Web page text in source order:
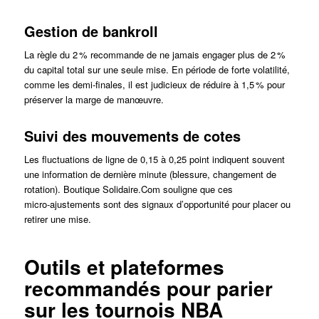
Gestion de bankroll
La règle du 2 % recommande de ne jamais engager plus de 2 %
du capital total sur une seule mise. En période de forte volatilité,
comme les demi‑finales, il est judicieux de réduire à 1,5 % pour
préserver la marge de manœuvre.
Suivi des mouvements de cotes
Les fluctuations de ligne de 0,15 à 0,25 point indiquent souvent
une information de dernière minute (blessure, changement de
rotation). Boutique Solidaire.Com souligne que ces
micro‑ajustements sont des signaux d’opportunité pour placer ou
retirer une mise.
Outils et plateformes
recommandés pour parier
sur les tournois NBA